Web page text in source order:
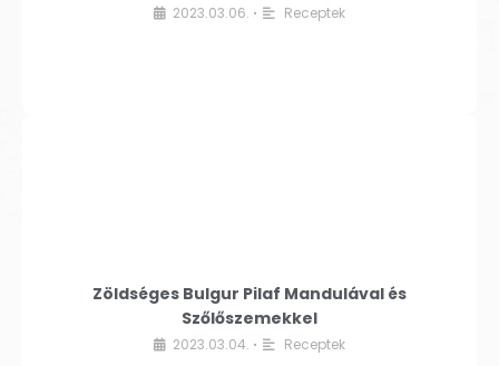
2023.03.06. • Receptek
Zöldséges Bulgur Pilaf Mandulával és
Szőlőszemekkel
2023.03.04. • Receptek